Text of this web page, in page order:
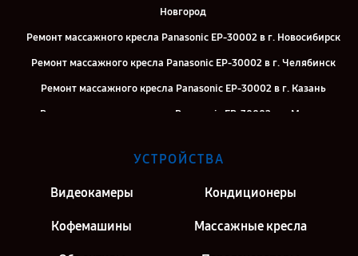
Новгород
Ремонт массажного кресла Panasonic EP-30002 в г. Новосибирск
Ремонт массажного кресла Panasonic EP-30002 в г. Челябинск
Ремонт массажного кресла Panasonic EP-30002 в г. Казань
Ремонт массажного кресла Panasonic EP-30002 в г. Москва
Петербург
УСТРОЙСТВА
Видеокамеры Кондиционеры
Кофемашины Массажные кресла